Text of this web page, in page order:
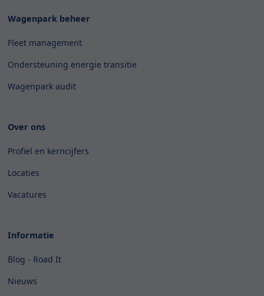
Wagenpark beheer
Fleet management
Ondersteuning energie transitie
Wagenpark audit
Over ons
Profiel en kerncijfers
Locaties
Vacatures
Informatie
Blog - Road It
Nieuws